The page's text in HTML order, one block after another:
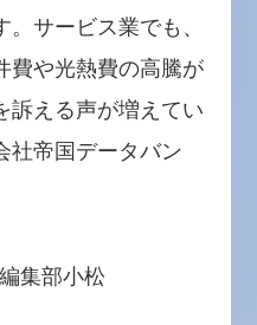
サービス業でも、
費や光熱費の高騰が
訴える声が増えてい
社帝国データバン
集部小松